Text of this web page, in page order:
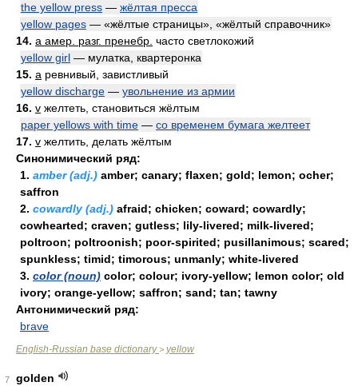
the yellow press — жёлтая пресса
yellow pages — «жёлтые страницы», «жёлтый справочник»
14. a амер. разг. пренебр. часто светлокожий
yellow girl — мулатка, квартеронка
15. a ревнивый, завистливый
yellow discharge — увольнение из армии
16. v желтеть, становиться жёлтым
paper yellows with time — со временем бумага желтеет
17. v желтить, делать жёлтым
Синонимический ряд:
1. amber (adj.) amber; canary; flaxen; gold; lemon; ocher;
saffron
2. cowardly (adj.) afraid; chicken; coward; cowardly;
cowhearted; craven; gutless; lily-livered; milk-livered;
poltroon; poltroonish; poor-spirited; pusillanimous; scared;
spunkless; timid; timorous; unmanly; white-livered
3. color (noun) color; colour; ivory-yellow; lemon color; old
ivory; orange-yellow; saffron; sand; tan; tawny
Антонимический ряд:
brave
English-Russian base dictionary> yellow
7 golden